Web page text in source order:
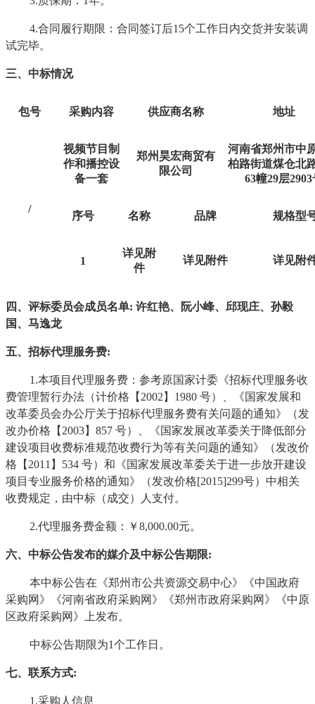
4.合同履行期限：合同签订后15个工作日内交货并安装调
试完毕。
三、中标情况
包号 采购内容 供应商名称 地址
/
视频节目制
作和播控设
备一套
郑州昊宏商贸有
限公司
河南省郑州市中
柏路街道煤仓北
63幢29层2903
序号 名称 品牌 规格型
1
详见附
件
详见附件 详见附
四、评标委员会成员名单: 许红艳、阮小峰、邱现庄、孙毅
国、马逸龙
五、招标代理服务费:
1.本项目代理服务费：参考原国家计委《招标代理服务收
费管理暂行办法（计价格【 2002】1980 号）、《国家发展和
改革委员会办公厅关于招标代理服务费有关问题的通知》（发
改办价格【2003】857 号）、《国家发展改革委关于降低部分
建设项目收费标准规范收费行为等有关问题的通知》（发改价
格【2011】534 号）和《国家发展改革委关于进一步放开建设
项目专业服务价格的通知》（发改价格[2015]299号）中相关
收费规定，由中标（成交）人支付。
2.代理服务费金额： ￥8,000.00元。
六、中标公告发布的媒介及中标公告期限:
本中标公告在《郑州市公共资源交易中心》《中国政府
采购网》《河南省政府采购网》《郑州市政府采购网》《中原
区政府采购网》上发布。
中标公告期限为1个工作日。
七、联系方式:
1.采购人信息